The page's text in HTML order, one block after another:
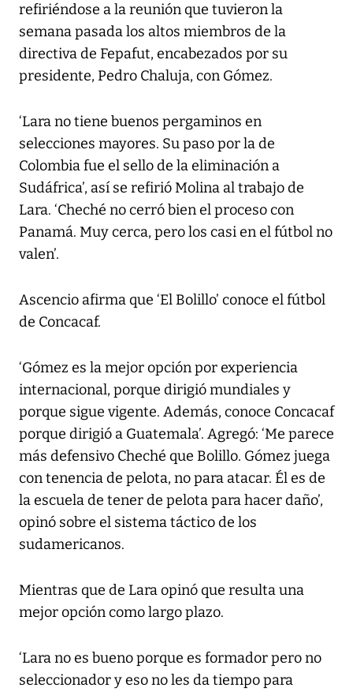
refiriéndose a la reunión que tuvieron la
semana pasada los altos miembros de la
directiva de Fepafut, encabezados por su
presidente, Pedro Chaluja, con Gómez.
‘Lara no tiene buenos pergaminos en
selecciones mayores. Su paso por la de
Colombia fue el sello de la eliminación a
Sudáfrica’, así se refirió Molina al trabajo de
Lara. ‘Cheché no cerró bien el proceso con
Panamá. Muy cerca, pero los casi en el fútbol no
valen’.
Ascencio afirma que ‘El Bolillo’ conoce el fútbol
de Concacaf.
‘Gómez es la mejor opción por experiencia
internacional, porque dirigió mundiales y
porque sigue vigente. Además, conoce Concacaf
porque dirigió a Guatemala’. Agregó: ‘Me parece
más defensivo Cheché que Bolillo. Gómez juega
con tenencia de pelota, no para atacar. Él es de
la escuela de tener de pelota para hacer daño’,
opinó sobre el sistema táctico de los
sudamericanos.
Mientras que de Lara opinó que resulta una
mejor opción como largo plazo.
‘Lara no es bueno porque es formador pero no
seleccionador y eso no les da tiempo para